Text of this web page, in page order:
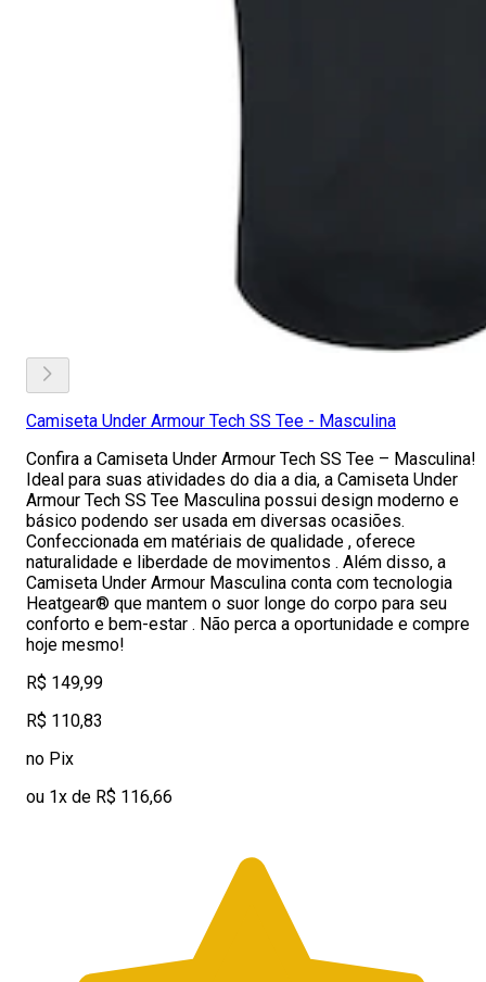
Camiseta Under Armour Tech SS Tee - Masculina
Confira a Camiseta Under Armour Tech SS Tee – Masculina!
Ideal para suas atividades do dia a dia, a Camiseta Under
Armour Tech SS Tee Masculina possui design moderno e
básico podendo ser usada em diversas ocasiões.
Confeccionada em matériais de qualidade , oferece
naturalidade e liberdade de movimentos . Além disso, a
Camiseta Under Armour Masculina conta com tecnologia
Heatgear® que mantem o suor longe do corpo para seu
conforto e bem-estar . Não perca a oportunidade e compre
hoje mesmo!
R$ 149,99
R$ 110,83
no Pix
ou 1x de R$ 116,66